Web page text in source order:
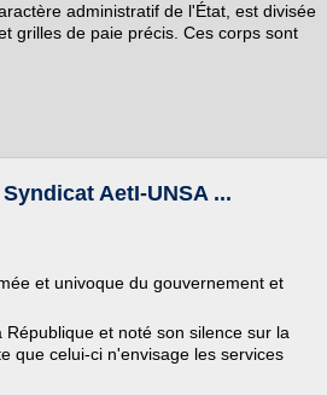
administratif de l'État, est divisée
grilles de paie précis. Ces corps sont
AetI-UNSA ...
et univoque du gouvernement et
et noté son silence sur la
que celui-ci n'envisage les services